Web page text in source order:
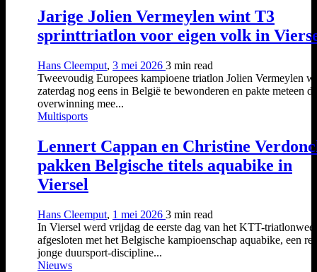
Jarige Jolien Vermeylen wint T3
sprinttriatlon voor eigen volk in
Hans Cleemput, 3 mei 2026 3 min read
Tweevoudig Europees kampioene triatlon Jolien Vermeylen
zaterdag nog eens in België te bewonderen en pakte meteen de
overwinning mee...
Multisports
Lennert Cappan en Christine
pakken Belgische titels aquabike in
Viersel
Hans Cleemput, 1 mei 2026 3 min read
In Viersel werd vrijdag de eerste dag van het KTT-
afgesloten met het Belgische kampioenschap aquabike, een
jonge duursport-discipline...
Nieuws